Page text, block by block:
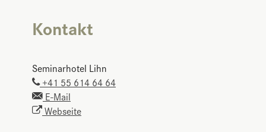
Kontakt
Seminarhotel Lihn
+41 55 614 64 64
E-Mail
Webseite